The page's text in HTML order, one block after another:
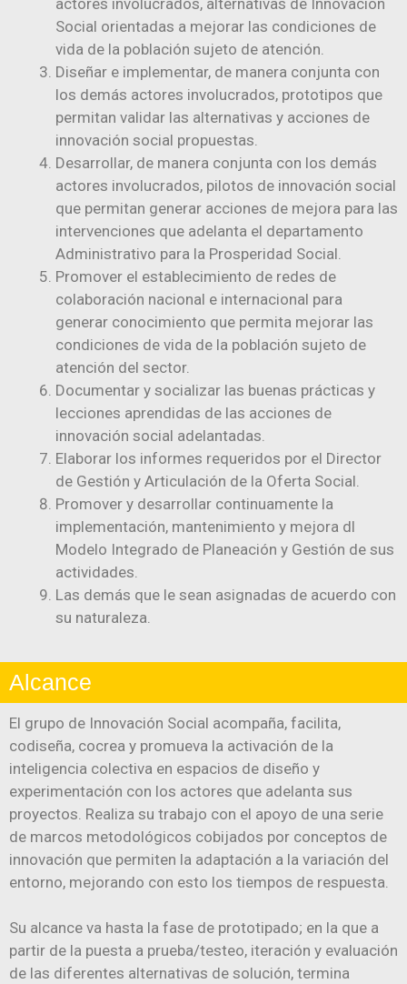
actores involucrados, alternativas de Innovación
Social orientadas a mejorar las condiciones de
vida de la población sujeto de atención.
Diseñar e implementar, de manera conjunta con
los demás actores involucrados, prototipos que
permitan validar las alternativas y acciones de
innovación social propuestas.
Desarrollar, de manera conjunta con los demás
actores involucrados, pilotos de innovación social
que permitan generar acciones de mejora para las
intervenciones que adelanta el departamento
Administrativo para la Prosperidad Social.
Promover el establecimiento de redes de
colaboración nacional e internacional para
generar conocimiento que permita mejorar las
condiciones de vida de la población sujeto de
atención del sector.
Documentar y socializar las buenas prácticas y
lecciones aprendidas de las acciones de
innovación social adelantadas.
Elaborar los informes requeridos por el Director
de Gestión y Articulación de la Oferta Social.
Promover y desarrollar continuamente la
implementación, mantenimiento y mejora dl
Modelo Integrado de Planeación y Gestión de sus
actividades.
Las demás que le sean asignadas de acuerdo con
su naturaleza.
Alcance
El grupo de Innovación Social acompaña, facilita,
codiseña, cocrea y promueva la activación de la
inteligencia colectiva en espacios de diseño y
experimentación con los actores que adelanta sus
proyectos. Realiza su trabajo con el apoyo de una serie
de marcos metodológicos cobijados por conceptos de
innovación que permiten la adaptación a la variación del
entorno, mejorando con esto los tiempos de respuesta.
Su alcance va hasta la fase de prototipado; en la que a
partir de la puesta a prueba/testeo, iteración y evaluación
de las diferentes alternativas de solución, termina